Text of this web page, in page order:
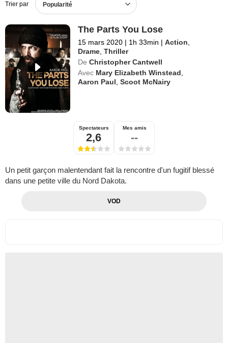
Trier par Popularité
The Parts You Lose
15 mars 2020 | 1h 33min | Action
Drame ,Thriller
De Christopher Cantwell
Avec Mary Elizabeth Winstead
Aaron Paul ,Scoot McNairy
Spectateurs
2,6
Mes amis
--
Un petit garçon malentendant fait la rencontre d'un fugitif blessé
dans une petite ville du Nord Dakota.
VOD